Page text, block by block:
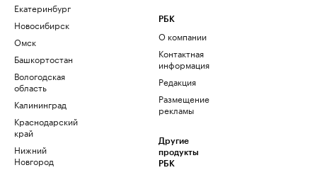
Екатеринбург
Новосибирск
Омск
Башкортостан
Вологодская
область
Калининград
Краснодарский
край
Нижний
Новгород
РБК
О компании
Контактная
информация
Редакция
Размещение
рекламы
Другие
продукты
РБК